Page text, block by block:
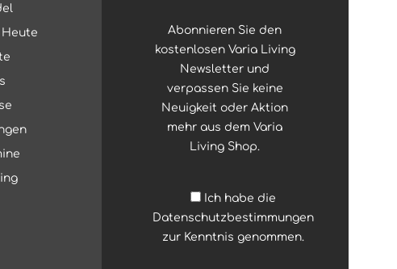
Abonnieren Sie den
kostenlosen Varia Living
Newsletter und
verpassen Sie keine
Neuigkeit oder Aktion
mehr aus dem Varia
Living Shop.
Ich habe die
Datenschutzbestimmungen
zur Kenntnis genommen.